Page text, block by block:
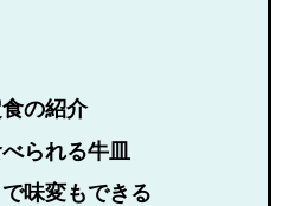
の紹介
られる牛皿
味変もできる